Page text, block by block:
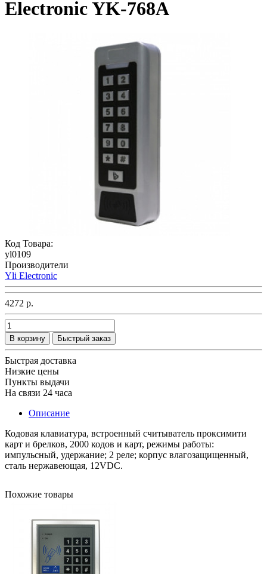
Electronic YK-768A
Код Товара:
yl0109
Производители
Yli Electronic
4272 р.
В корзину Быстрый заказ
Быстрая доставка
Низкие цены
Пункты выдачи
На связи 24 часа
Описание
Кодовая клавиатура, встроенный считыватель проксимити
карт и брелков, 2000 кодов и карт, режимы работы:
импульсный, удержание; 2 реле; корпус влагозащищенный,
сталь нержавеющая, 12VDC.
Похожие товары